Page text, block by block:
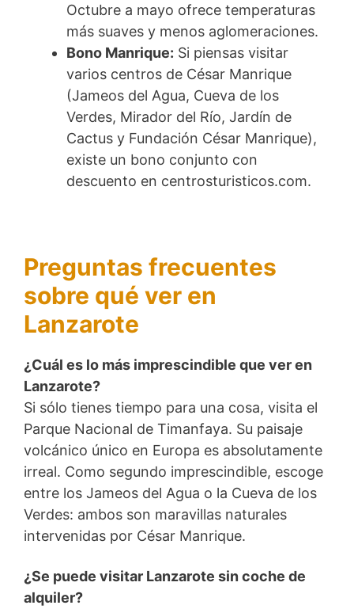
Octubre a mayo ofrece temperaturas
más suaves y menos aglomeraciones.
Bono Manrique: Si piensas visitar
varios centros de César Manrique
(Jameos del Agua, Cueva de los
Verdes, Mirador del Río, Jardín de
Cactus y Fundación César Manrique),
existe un bono conjunto con
descuento en centrosturisticos.com.
Preguntas frecuentes
sobre qué ver en
Lanzarote
¿Cuál es lo más imprescindible que ver en
Lanzarote?
Si sólo tienes tiempo para una cosa, visita el
Parque Nacional de Timanfaya. Su paisaje
volcánico único en Europa es absolutamente
irreal. Como segundo imprescindible, escoge
entre los Jameos del Agua o la Cueva de los
Verdes: ambos son maravillas naturales
intervenidas por César Manrique.
¿Se puede visitar Lanzarote sin coche de
alquiler?